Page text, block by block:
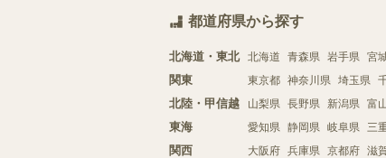
都道府県から探す
北海道・東北 北海道 青森県 岩手県 宮
関東 東京都 神奈川県 埼玉県
北陸・甲信越 山梨県 長野県 新潟県 富
東海 愛知県 静岡県 岐阜県 三
関西 大阪府 兵庫県 京都府 滋